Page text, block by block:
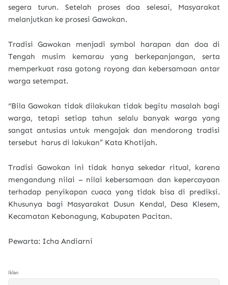
segera turun. Setelah proses doa selesai, Masyarakat
melanjutkan ke prosesi Gawokan.
Tradisi Gawokan menjadi symbol harapan dan doa di
Tengah musim kemarau yang berkepanjangan, serta
memperkuat rasa gotong royong dan kebersamaan antar
warga setempat.
“Bila Gawokan tidak dilakukan tidak begitu masalah bagi
warga, tetapi setiap tahun selalu banyak warga yang
sangat antusias untuk mengajak dan mendorong tradisi
tersebut harus di lakukan” Kata Khotijah.
Tradisi Gawokan ini tidak hanya sekedar ritual, karena
mengandung nilai – nilai kebersamaan dan kepercayaan
terhadap penyikapan cuaca yang tidak bisa di prediksi.
Khusunya bagi Masyarakat Dusun Kendal, Desa Klesem,
Kecamatan Kebonagung, Kabupaten Pacitan.
Pewarta: Icha Andiarni
Iklan